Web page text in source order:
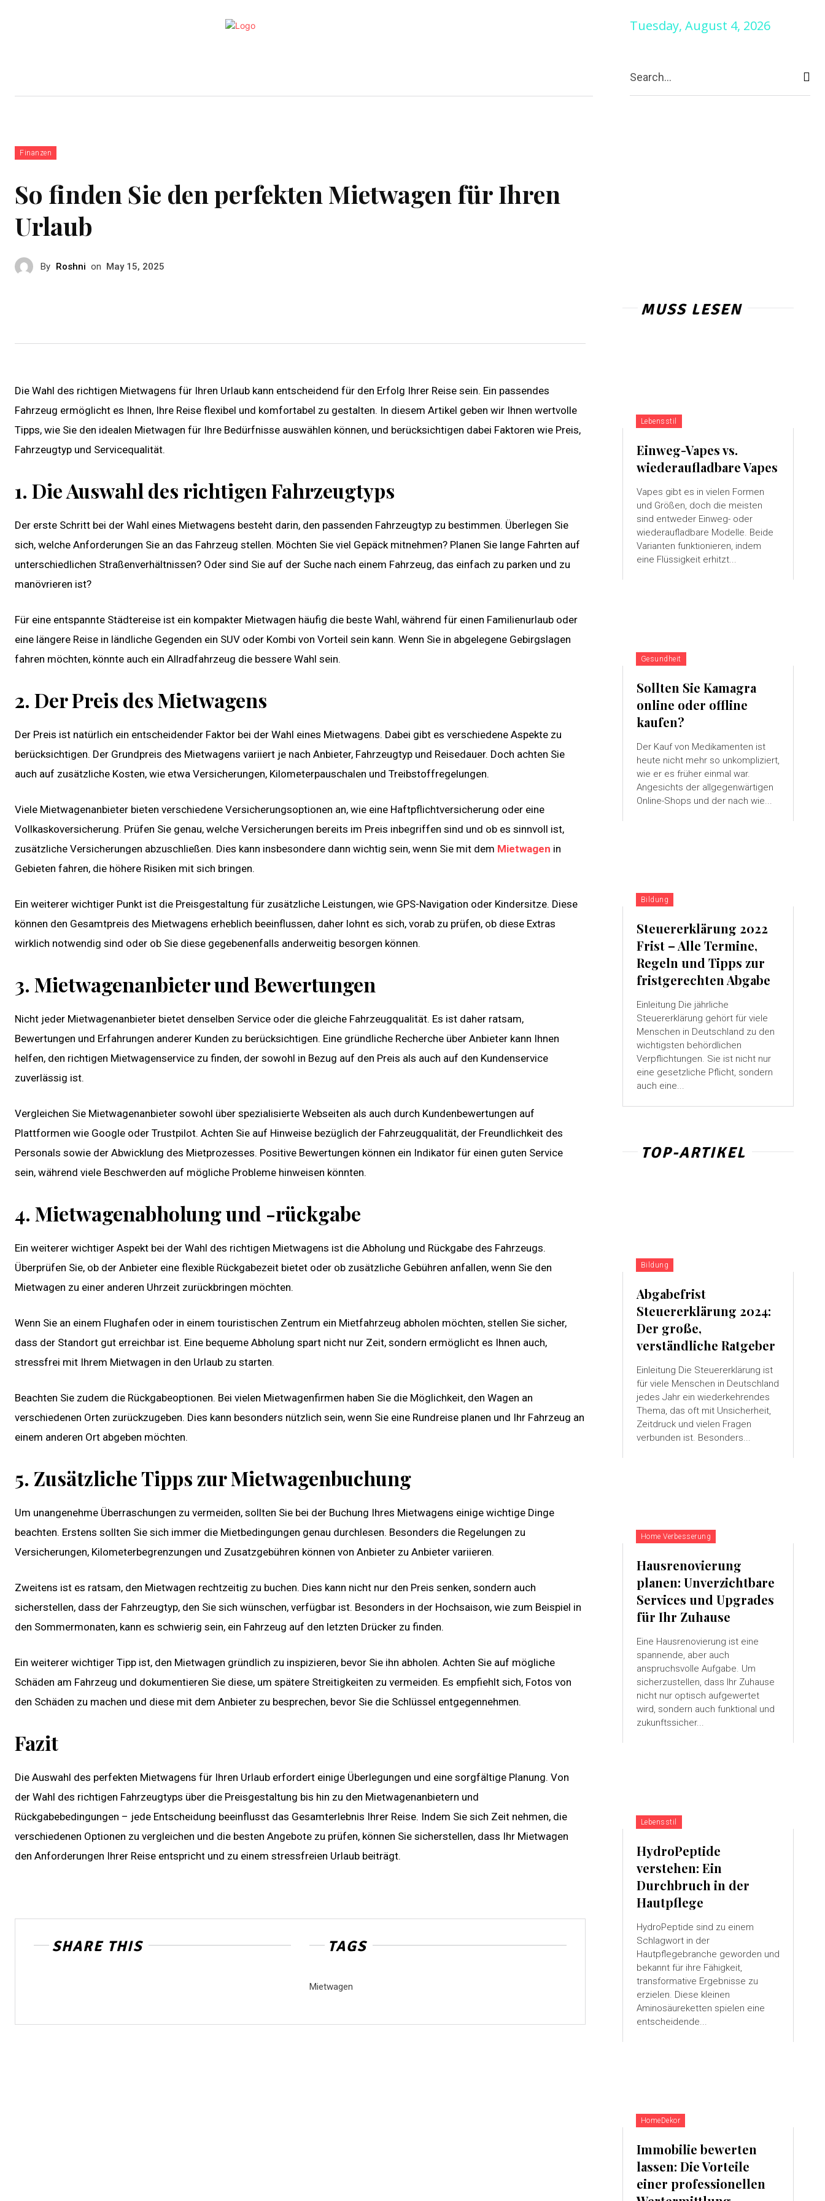
Tuesday, August 4, 2026
More
Search...
Finanzen
So finden Sie den perfekten Mietwagen für Ihren
Urlaub
By Roshni on May 15, 2025
Die Wahl des richtigen Mietwagens für Ihren Urlaub kann entscheidend für den Erfolg Ihrer Reise sein. Ein passendes
Fahrzeug ermöglicht es Ihnen, Ihre Reise flexibel und komfortabel zu gestalten. In diesem Artikel geben wir Ihnen wertvolle
Tipps, wie Sie den idealen Mietwagen für Ihre Bedürfnisse auswählen können, und berücksichtigen dabei Faktoren wie Preis,
Fahrzeugtyp und Servicequalität.
1. Die Auswahl des richtigen Fahrzeugtyps
Der erste Schritt bei der Wahl eines Mietwagens besteht darin, den passenden Fahrzeugtyp zu bestimmen. Überlegen Sie
sich, welche Anforderungen Sie an das Fahrzeug stellen. Möchten Sie viel Gepäck mitnehmen? Planen Sie lange Fahrten auf
unterschiedlichen Straßenverhältnissen? Oder sind Sie auf der Suche nach einem Fahrzeug, das einfach zu parken und zu
manövrieren ist?
Für eine entspannte Städtereise ist ein kompakter Mietwagen häufig die beste Wahl, während für einen Familienurlaub oder
eine längere Reise in ländliche Gegenden ein SUV oder Kombi von Vorteil sein kann. Wenn Sie in abgelegene Gebirgslagen
fahren möchten, könnte auch ein Allradfahrzeug die bessere Wahl sein.
2. Der Preis des Mietwagens
Der Preis ist natürlich ein entscheidender Faktor bei der Wahl eines Mietwagens. Dabei gibt es verschiedene Aspekte zu
berücksichtigen. Der Grundpreis des Mietwagens variiert je nach Anbieter, Fahrzeugtyp und Reisedauer. Doch achten Sie
auch auf zusätzliche Kosten, wie etwa Versicherungen, Kilometerpauschalen und Treibstoffregelungen.
Viele Mietwagenanbieter bieten verschiedene Versicherungsoptionen an, wie eine Haftpflichtversicherung oder eine
Vollkaskoversicherung. Prüfen Sie genau, welche Versicherungen bereits im Preis inbegriffen sind und ob es sinnvoll ist,
zusätzliche Versicherungen abzuschließen. Dies kann insbesondere dann wichtig sein, wenn Sie mit dem Mietwagen in
Gebieten fahren, die höhere Risiken mit sich bringen.
Ein weiterer wichtiger Punkt ist die Preisgestaltung für zusätzliche Leistungen, wie GPS-Navigation oder Kindersitze. Diese
können den Gesamtpreis des Mietwagens erheblich beeinflussen, daher lohnt es sich, vorab zu prüfen, ob diese Extras
wirklich notwendig sind oder ob Sie diese gegebenenfalls anderweitig besorgen können.
3. Mietwagenanbieter und Bewertungen
Nicht jeder Mietwagenanbieter bietet denselben Service oder die gleiche Fahrzeugqualität. Es ist daher ratsam,
Bewertungen und Erfahrungen anderer Kunden zu berücksichtigen. Eine gründliche Recherche über Anbieter kann Ihnen
helfen, den richtigen Mietwagenservice zu finden, der sowohl in Bezug auf den Preis als auch auf den Kundenservice
zuverlässig ist.
Vergleichen Sie Mietwagenanbieter sowohl über spezialisierte Webseiten als auch durch Kundenbewertungen auf
Plattformen wie Google oder Trustpilot. Achten Sie auf Hinweise bezüglich der Fahrzeugqualität, der Freundlichkeit des
Personals sowie der Abwicklung des Mietprozesses. Positive Bewertungen können ein Indikator für einen guten Service
sein, während viele Beschwerden auf mögliche Probleme hinweisen könnten.
4. Mietwagenabholung und -rückgabe
Ein weiterer wichtiger Aspekt bei der Wahl des richtigen Mietwagens ist die Abholung und Rückgabe des Fahrzeugs.
Überprüfen Sie, ob der Anbieter eine flexible Rückgabezeit bietet oder ob zusätzliche Gebühren anfallen, wenn Sie den
Mietwagen zu einer anderen Uhrzeit zurückbringen möchten.
Wenn Sie an einem Flughafen oder in einem touristischen Zentrum ein Mietfahrzeug abholen möchten, stellen Sie sicher,
dass der Standort gut erreichbar ist. Eine bequeme Abholung spart nicht nur Zeit, sondern ermöglicht es Ihnen auch,
stressfrei mit Ihrem Mietwagen in den Urlaub zu starten.
Beachten Sie zudem die Rückgabeoptionen. Bei vielen Mietwagenfirmen haben Sie die Möglichkeit, den Wagen an
verschiedenen Orten zurückzugeben. Dies kann besonders nützlich sein, wenn Sie eine Rundreise planen und Ihr Fahrzeug an
einem anderen Ort abgeben möchten.
5. Zusätzliche Tipps zur Mietwagenbuchung
Um unangenehme Überraschungen zu vermeiden, sollten Sie bei der Buchung Ihres Mietwagens einige wichtige Dinge
beachten. Erstens sollten Sie sich immer die Mietbedingungen genau durchlesen. Besonders die Regelungen zu
Versicherungen, Kilometerbegrenzungen und Zusatzgebühren können von Anbieter zu Anbieter variieren.
Zweitens ist es ratsam, den Mietwagen rechtzeitig zu buchen. Dies kann nicht nur den Preis senken, sondern auch
sicherstellen, dass der Fahrzeugtyp, den Sie sich wünschen, verfügbar ist. Besonders in der Hochsaison, wie zum Beispiel in
den Sommermonaten, kann es schwierig sein, ein Fahrzeug auf den letzten Drücker zu finden.
Ein weiterer wichtiger Tipp ist, den Mietwagen gründlich zu inspizieren, bevor Sie ihn abholen. Achten Sie auf mögliche
Schäden am Fahrzeug und dokumentieren Sie diese, um spätere Streitigkeiten zu vermeiden. Es empfiehlt sich, Fotos von
den Schäden zu machen und diese mit dem Anbieter zu besprechen, bevor Sie die Schlüssel entgegennehmen.
Fazit
Die Auswahl des perfekten Mietwagens für Ihren Urlaub erfordert einige Überlegungen und eine sorgfältige Planung. Von
der Wahl des richtigen Fahrzeugtyps über die Preisgestaltung bis hin zu den Mietwagenanbietern und
Rückgabebedingungen – jede Entscheidung beeinflusst das Gesamterlebnis Ihrer Reise. Indem Sie sich Zeit nehmen, die
verschiedenen Optionen zu vergleichen und die besten Angebote zu prüfen, können Sie sicherstellen, dass Ihr Mietwagen
den Anforderungen Ihrer Reise entspricht und zu einem stressfreien Urlaub beiträgt.
SHARE THIS TAGS
Mietwagen
MUSS LESEN
Lebensstil
Einweg-Vapes vs.
wiederaufladbare Vapes
Vapes gibt es in vielen Formen
und Größen, doch die meisten
sind entweder Einweg- oder
wiederaufladbare Modelle. Beide
Varianten funktionieren, indem
eine Flüssigkeit erhitzt...
Gesundheit
Sollten Sie Kamagra
online oder offline
kaufen?
Der Kauf von Medikamenten ist
heute nicht mehr so ​​unkompliziert,
wie er es früher einmal war.
Angesichts der allgegenwärtigen
Online-Shops und der nach wie...
Bildung
Steuererklärung 2022
Frist – Alle Termine,
Regeln und Tipps zur
fristgerechten Abgabe
Einleitung Die jährliche
Steuererklärung gehört für viele
Menschen in Deutschland zu den
wichtigsten behördlichen
Verpflichtungen. Sie ist nicht nur
eine gesetzliche Pflicht, sondern
auch eine...
TOP-ARTIKEL
Bildung
Abgabefrist
Steuererklärung 2024:
Der große,
verständliche Ratgeber
Einleitung Die Steuererklärung ist
für viele Menschen in Deutschland
jedes Jahr ein wiederkehrendes
Thema, das oft mit Unsicherheit,
Zeitdruck und vielen Fragen
verbunden ist. Besonders...
Home Verbesserung
Hausrenovierung
planen: Unverzichtbare
Services und Upgrades
für Ihr Zuhause
Eine Hausrenovierung ist eine
spannende, aber auch
anspruchsvolle Aufgabe. Um
sicherzustellen, dass Ihr Zuhause
nicht nur optisch aufgewertet
wird, sondern auch funktional und
zukunftssicher...
Lebensstil
HydroPeptide
verstehen: Ein
Durchbruch in der
Hautpflege
HydroPeptide sind zu einem
Schlagwort in der
Hautpflegebranche geworden und
bekannt für ihre Fähigkeit,
transformative Ergebnisse zu
erzielen. Diese kleinen
Aminosäureketten spielen eine
entscheidende...
HomeDekor
Immobilie bewerten
lassen: Die Vorteile
einer professionellen